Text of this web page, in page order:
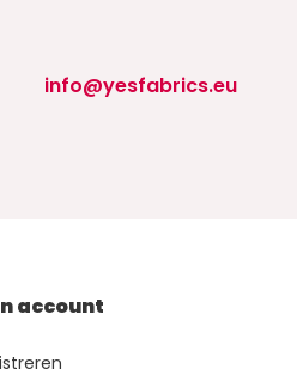
info@yesfabrics.eu
account